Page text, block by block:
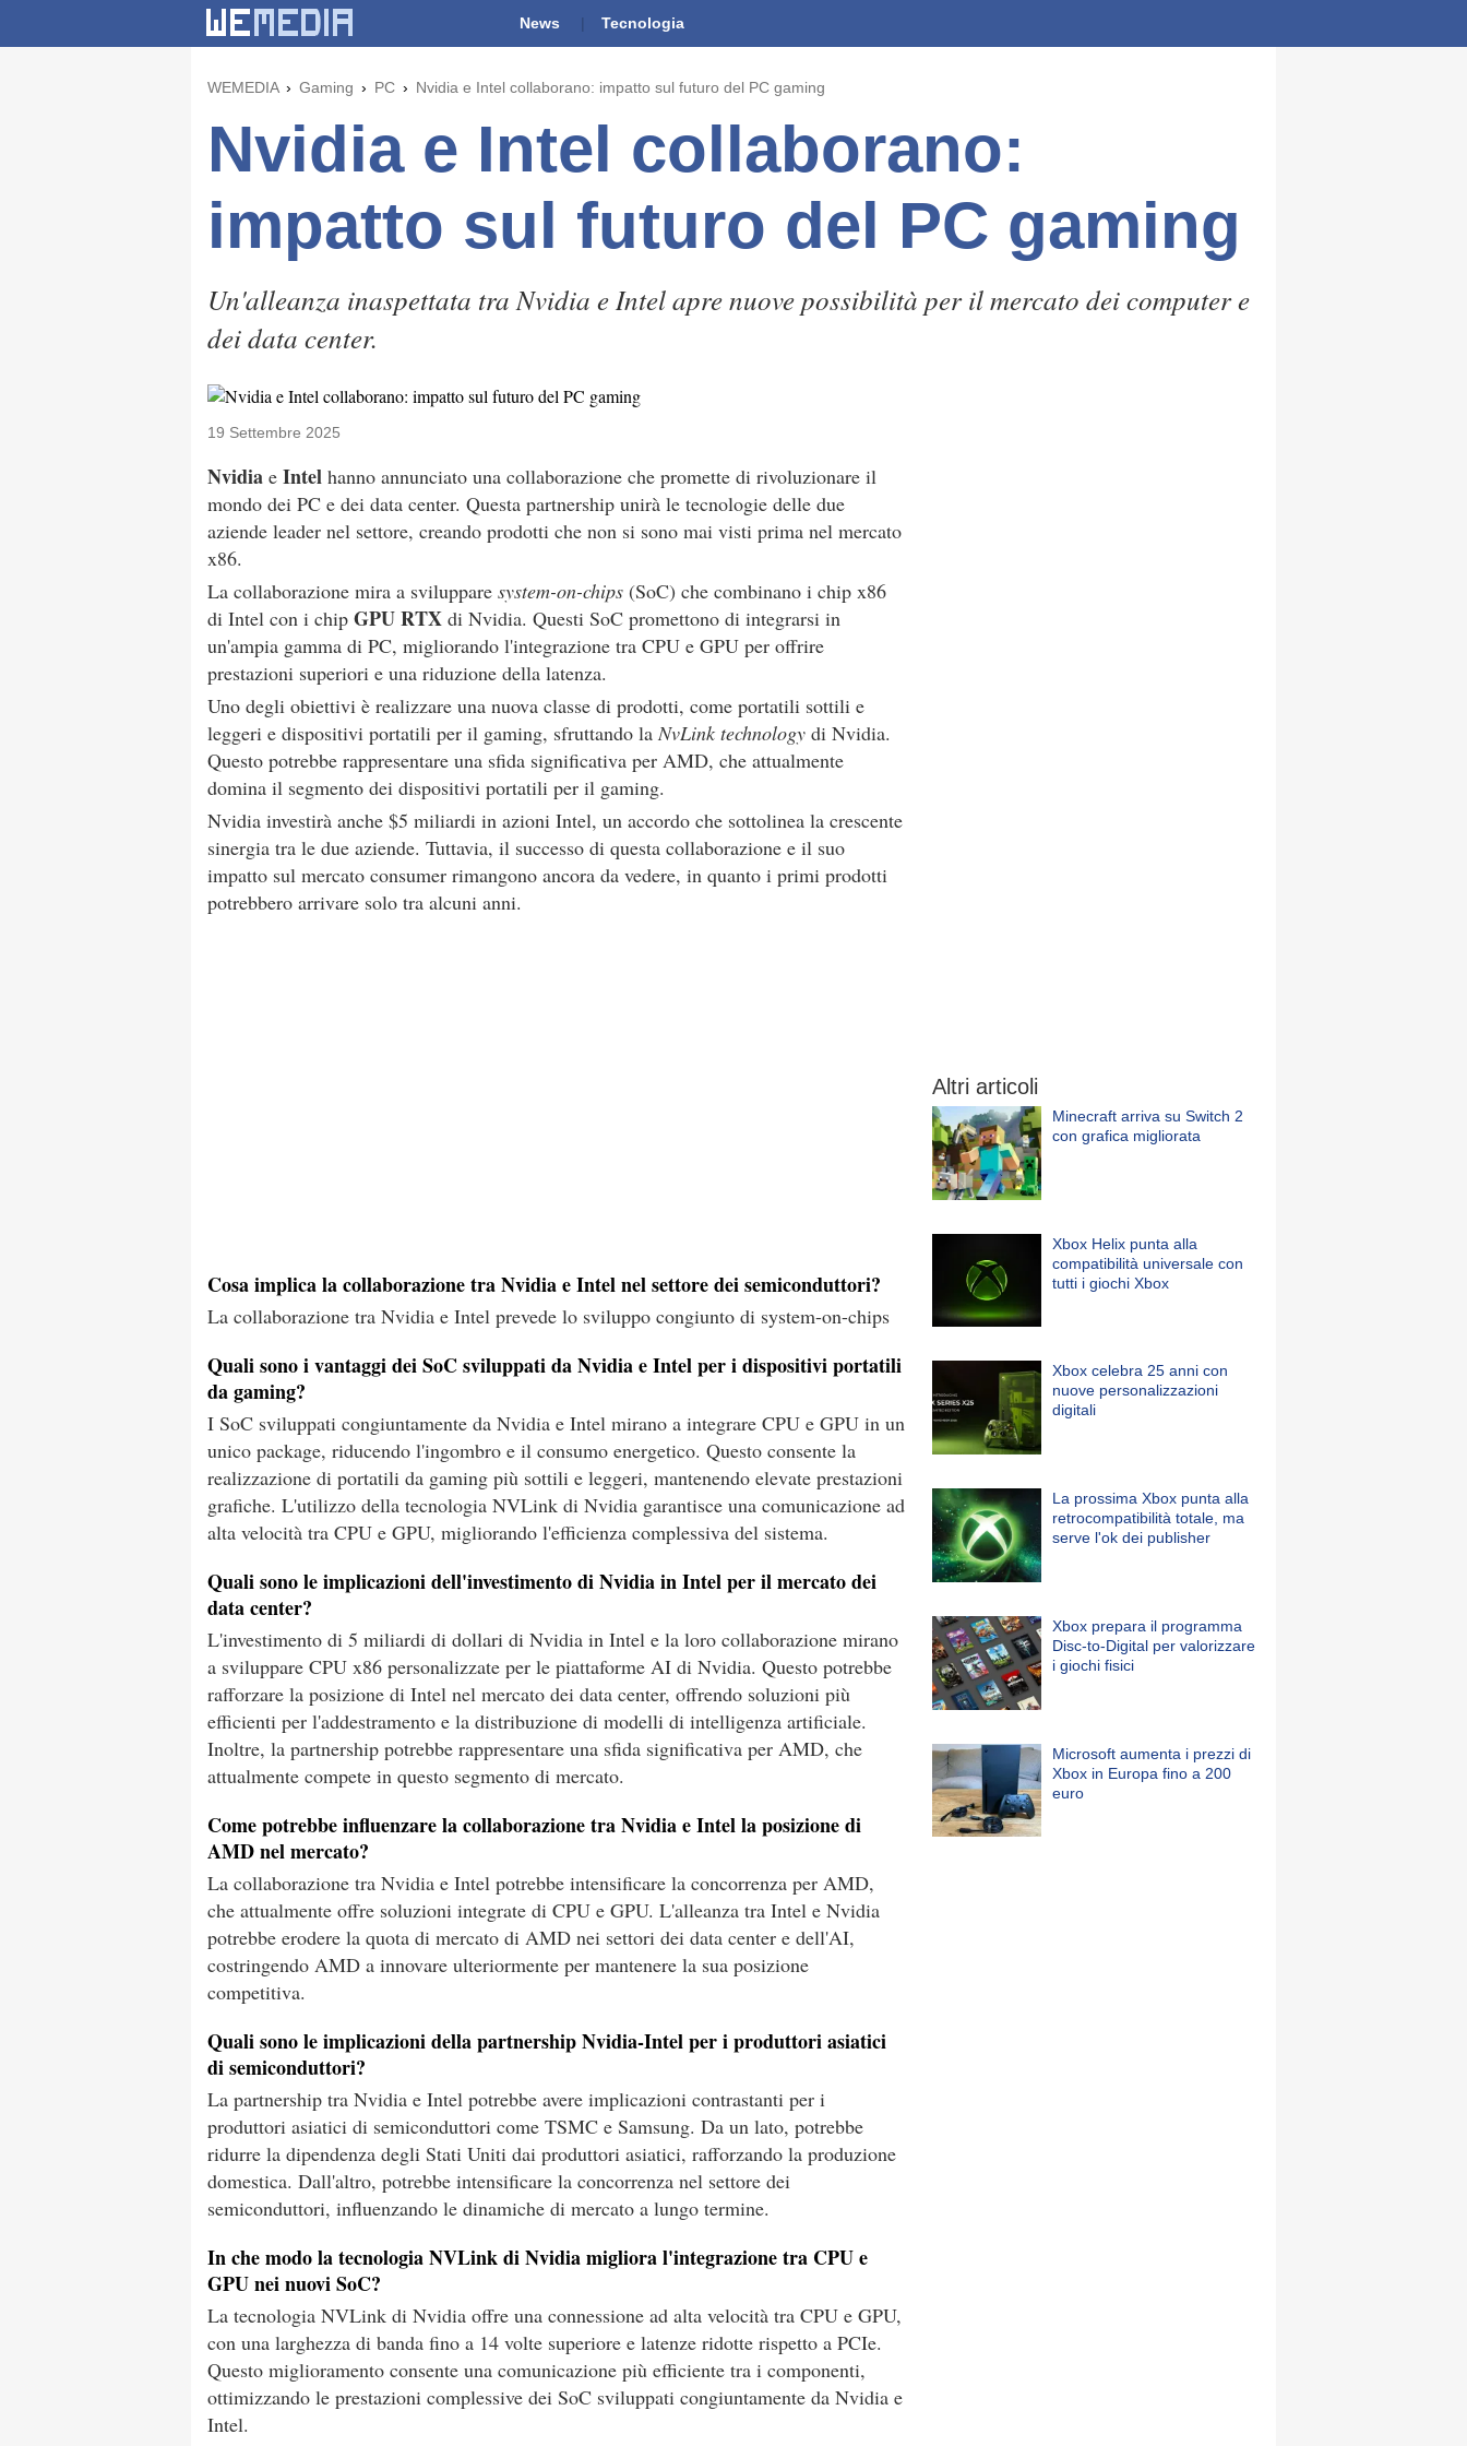
News Tecnologia
WEMEDIA Gaming PC Nvidia e Intel collaborano: impatto sul futuro del PC gaming
Nvidia e Intel collaborano:
impatto sul futuro del PC gaming
Un'alleanza inaspettata tra Nvidia e Intel apre nuove possibilità per il mercato dei computer e
dei data center.
19 Settembre 2025
Nvidia e Intel hanno annunciato una collaborazione che promette di rivoluzionare il
mondo dei PC e dei data center. Questa partnership unirà le tecnologie delle due
aziende leader nel settore, creando prodotti che non si sono mai visti prima nel mercato
x86.
La collaborazione mira a sviluppare system-on-chips (SoC) che combinano i chip x86
di Intel con i chip GPU RTX di Nvidia. Questi SoC promettono di integrarsi in
un'ampia gamma di PC, migliorando l'integrazione tra CPU e GPU per offrire
prestazioni superiori e una riduzione della latenza.
Uno degli obiettivi è realizzare una nuova classe di prodotti, come portatili sottili e
leggeri e dispositivi portatili per il gaming, sfruttando laNvLink technology di Nvidia.
Questo potrebbe rappresentare una sfida significativa per AMD, che attualmente
domina il segmento dei dispositivi portatili per il gaming.
Nvidia investirà anche $5 miliardi in azioni Intel, un accordo che sottolinea la crescente
sinergia tra le due aziende. Tuttavia, il successo di questa collaborazione e il suo
impatto sul mercato consumer rimangono ancora da vedere, in quanto i primi prodotti
potrebbero arrivare solo tra alcuni anni.
Cosa implica la collaborazione tra Nvidia e Intel nel settore dei semiconduttori?
La collaborazione tra Nvidia e Intel prevede lo sviluppo congiunto di system-on-chips
Quali sono i vantaggi dei SoC sviluppati da Nvidia e Intel per i dispositivi portatili
da gaming?
I SoC sviluppati congiuntamente da Nvidia e Intel mirano a integrare CPU e GPU in un
unico package, riducendo l'ingombro e il consumo energetico. Questo consente la
realizzazione di portatili da gaming più sottili e leggeri, mantenendo elevate prestazioni
grafiche. L'utilizzo della tecnologia NVLink di Nvidia garantisce una comunicazione ad
alta velocità tra CPU e GPU, migliorando l'efficienza complessiva del sistema.
Quali sono le implicazioni dell'investimento di Nvidia in Intel per il mercato dei
data center?
L'investimento di 5 miliardi di dollari di Nvidia in Intel e la loro collaborazione mirano
a sviluppare CPU x86 personalizzate per le piattaforme AI di Nvidia. Questo potrebbe
rafforzare la posizione di Intel nel mercato dei data center, offrendo soluzioni più
efficienti per l'addestramento e la distribuzione di modelli di intelligenza artificiale.
Inoltre, la partnership potrebbe rappresentare una sfida significativa per AMD, che
attualmente compete in questo segmento di mercato.
Come potrebbe influenzare la collaborazione tra Nvidia e Intel la posizione di
AMD nel mercato?
La collaborazione tra Nvidia e Intel potrebbe intensificare la concorrenza per AMD,
che attualmente offre soluzioni integrate di CPU e GPU. L'alleanza tra Intel e Nvidia
potrebbe erodere la quota di mercato di AMD nei settori dei data center e dell'AI,
costringendo AMD a innovare ulteriormente per mantenere la sua posizione
competitiva.
Quali sono le implicazioni della partnership Nvidia-Intel per i produttori asiatici
di semiconduttori?
La partnership tra Nvidia e Intel potrebbe avere implicazioni contrastanti per i
produttori asiatici di semiconduttori come TSMC e Samsung. Da un lato, potrebbe
ridurre la dipendenza degli Stati Uniti dai produttori asiatici, rafforzando la produzione
domestica. Dall'altro, potrebbe intensificare la concorrenza nel settore dei
semiconduttori, influenzando le dinamiche di mercato a lungo termine.
In che modo la tecnologia NVLink di Nvidia migliora l'integrazione tra CPU e
GPU nei nuovi SoC?
La tecnologia NVLink di Nvidia offre una connessione ad alta velocità tra CPU e GPU,
con una larghezza di banda fino a 14 volte superiore e latenze ridotte rispetto a PCIe.
Questo miglioramento consente una comunicazione più efficiente tra i componenti,
ottimizzando le prestazioni complessive dei SoC sviluppati congiuntamente da Nvidia e
Intel.
Altri articoli
Minecraft arriva su Switch 2
con grafica migliorata
Xbox Helix punta alla
compatibilità universale con
tutti i giochi Xbox
Xbox celebra 25 anni con
nuove personalizzazioni
digitali
La prossima Xbox punta alla
retrocompatibilità totale, ma
serve l'ok dei publisher
Xbox prepara il programma
Disc-to-Digital per valorizzare
i giochi fisici
Microsoft aumenta i prezzi di
Xbox in Europa fino a 200
euro